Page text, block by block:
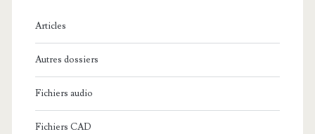
:
Articles
Autres dossiers
Fichiers audio
Fichiers CAD